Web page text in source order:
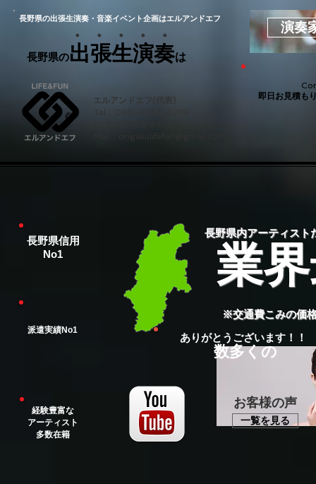
演奏
エルアンドエフ(代表)
Tel：090-9354-6279
即日お見積も
長野県の出張生演奏・音楽イベント企画はエルアンドエフ
長野県の出張生演奏は
・ ・ ・ ・ ・
長野県信用
No1
​派遣実績No1
経験豊富な
アーティスト
多数在籍
業
長野県内アーティスト
​※交通費こみの価
​お客様の声
一覧を見る
数多くの
ありがとうございます！！